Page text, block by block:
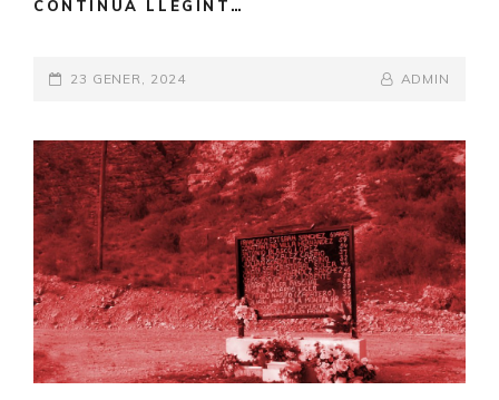
CONTINUA LLEGINT…
I
COLONIALITATS”
POSTED-
23 GENER, 2024
BY
BYLINE
ADMIN